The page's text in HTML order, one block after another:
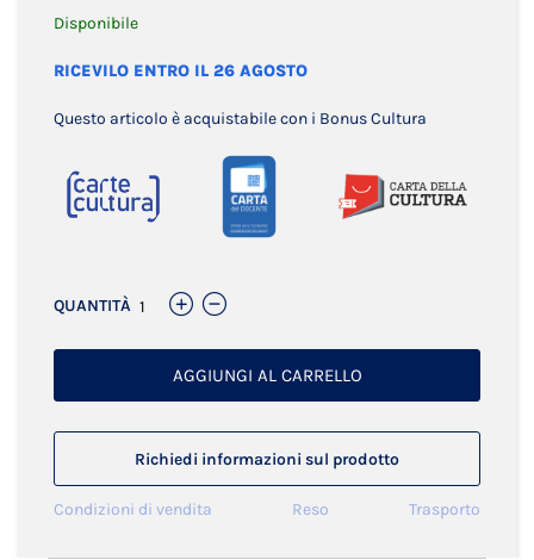
Disponibile
RICEVILO ENTRO IL 26 AGOSTO
Questo articolo è acquistabile con i Bonus Cultura
QUANTITÀ
AGGIUNGI AL CARRELLO
Richiedi informazioni sul prodotto
Condizioni di vendita Reso Trasporto